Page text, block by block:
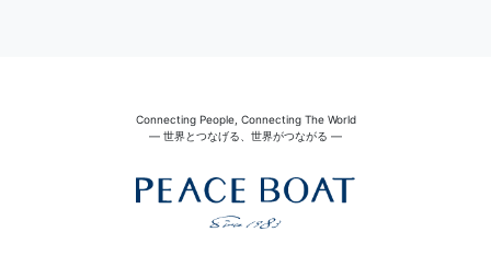
Connecting People, Connecting The World
― 世界とつなげる、世界がつながる ―